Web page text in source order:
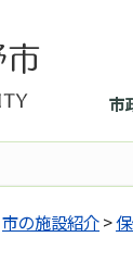
市
市の施設紹介>